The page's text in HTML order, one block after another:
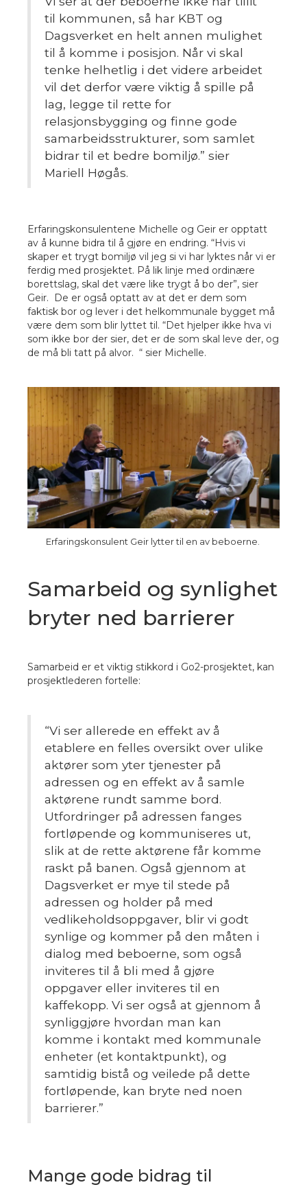
til kommunen, så har KBT og
Dagsverket en helt annen mulighet
til å komme i posisjon. Når vi skal
tenke helhetlig i det videre arbeidet
vil det derfor være viktig å spille på
lag, legge til rette for
relasjonsbygging og finne gode
samarbeidsstrukturer, som samlet
bidrar til et bedre bomiljø.” sier
Mariell Høgås.
Erfaringskonsulentene Michelle og Geir er opptatt
av å kunne bidra til å gjøre en endring.“Hvis vi
skaper et trygt bomiljø vil jeg si vi har lyktes når vi er
ferdig med prosjektet. På lik linje med ordinære
borettslag, skal det være like trygt å bo der”, sier
Geir. De er også optatt av at det er dem som
faktisk bor og lever i det helkommunale bygget må
være dem som blir lyttet til. “Det hjelper ikke hva vi
som ikke bor der sier, det er de som skal leve der, og
de må bli tatt på alvor. “ sier Michelle.
Erfaringskonsulent Geir lytter til en av beboerne.
Samarbeid og synlighet
bryter ned barrierer
Samarbeid er et viktig stikkord i Go2-prosjektet, kan
prosjektlederen fortelle:
“Vi ser allerede en effekt av å
etablere en felles oversikt over ulike
aktører som yter tjenester på
adressen og en effekt av å samle
aktørene rundt samme bord.
Utfordringer på adressen fanges
fortløpende og kommuniseres ut,
slik at de rette aktørene får komme
raskt på banen. Også gjennom at
Dagsverket er mye til stede på
adressen og holder på med
vedlikeholdsoppgaver, blir vi godt
synlige og kommer på den måten i
dialog med beboerne, som også
inviteres til å bli med å gjøre
oppgaver eller inviteres til en
kaffekopp. Vi ser også at gjennom å
synliggjøre hvordan man kan
komme i kontakt med kommunale
enheter (et kontaktpunkt), og
samtidig bistå og veilede på dette
fortløpende, kan bryte ned noen
barrierer.”
Mange gode bidrag til